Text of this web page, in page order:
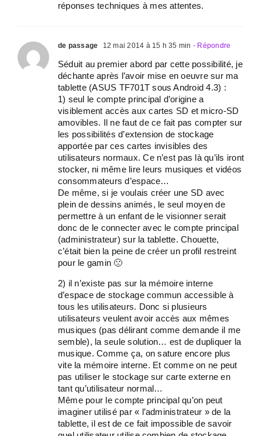
réponses techniques à mes attentes.
de passage 12 mai 2014 à 15 h 35 min - Répondre
Séduit au premier abord par cette possibilité, je
déchante après l’avoir mise en oeuvre sur ma
tablette (ASUS TF701T sous Android 4.3) :
1) seul le compte principal d’origine a
visiblement accès aux cartes SD et micro-SD
amovibles. Il ne faut de ce fait pas compter sur
les possibilités d’extension de stockage
apportée par ces cartes invisibles des
utilisateurs normaux. Ce n’est pas là qu’ils iront
stocker, ni même lire leurs musiques et vidéos
consommateurs d’espace…
De même, si je voulais créer une SD avec
plein de dessins animés, le seul moyen de
permettre à un enfant de le visionner serait
donc de le connecter avec le compte principal
(administrateur) sur la tablette. Chouette,
c’était bien la peine de créer un profil restreint
pour le gamin 🙁
2) il n’existe pas sur la mémoire interne
d’espace de stockage commun accessible à
tous les utilisateurs. Donc si plusieurs
utilisateurs veulent avoir accès aux mêmes
musiques (pas délirant comme demande il me
semble), la seule solution… est de dupliquer la
musique. Comme ça, on sature encore plus
vite la mémoire interne. Et comme on ne peut
pas utiliser le stockage sur carte externe en
tant qu’utilisateur normal…
Même pour le compte principal qu’on peut
imaginer utilisé par « l’administrateur » de la
tablette, il est de ce fait impossible de savoir